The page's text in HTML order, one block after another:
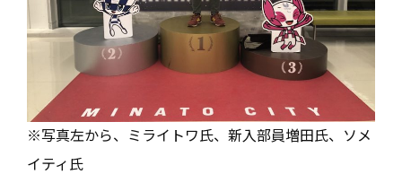
※写真左から、ミライトワ氏、新入部員増田氏、ソメ
イティ氏